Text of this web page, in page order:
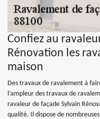
Confiez au
Rénovation les
maison
Des travaux de ravalement à
l’ampleur des travaux de
ravaleur de façade Sylvain
qualité. Il dispose de